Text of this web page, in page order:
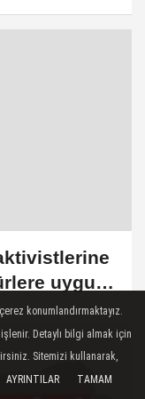
uygun
konumlandırmaktayız.
Detaylı bilgi almak için
Sitemizi kullanarak,
AYRINTILAR TAMAM